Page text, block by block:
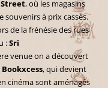
, où les magasins
à prix cassés.
de la frénésie des rues
:Sri
venue on a découvert
Bookxcess, qui devient
cinéma sont aménagés